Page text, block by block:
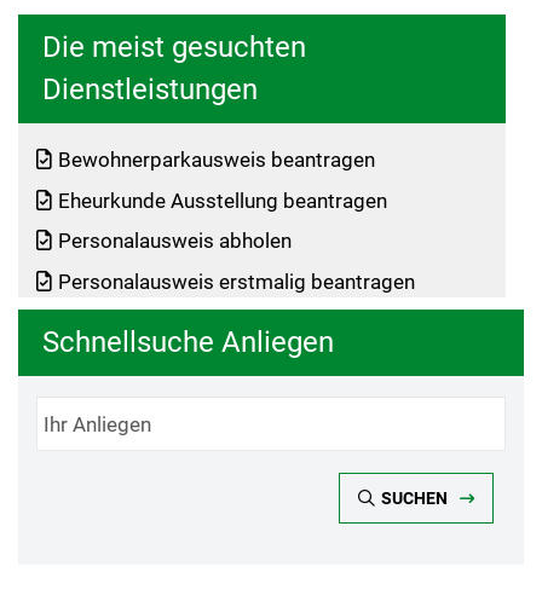
Die meist gesuchten
Dienstleistungen
Bewohnerparkausweis beantragen
Eheurkunde Ausstellung beantragen
Personalausweis abholen
Personalausweis erstmalig beantragen
Schnellsuche Anliegen
SUCHEN